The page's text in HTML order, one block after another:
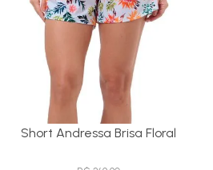
Short Andressa Brisa Floral